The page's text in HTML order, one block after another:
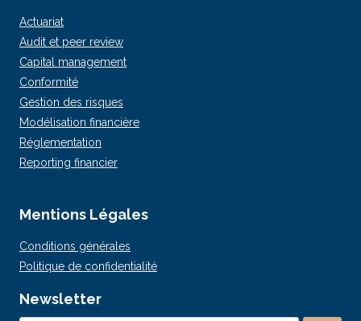
Actuariat
Audit et peer review
Capital management
Conformité
Gestion des risques
Modélisation financière
Réglementation
Reporting financier
Mentions Légales
Conditions générales
Politique de confidentialité
Newsletter